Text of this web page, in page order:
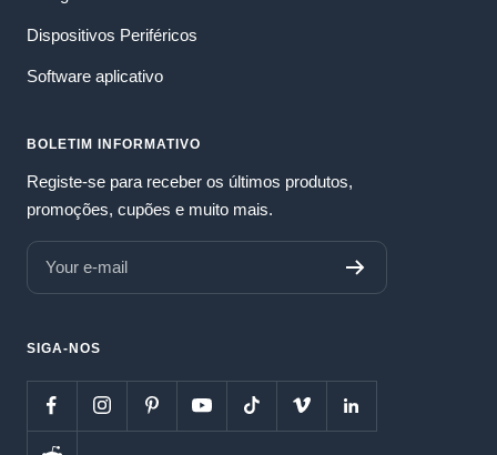
Dispositivos Periféricos
Software aplicativo
BOLETIM INFORMATIVO
Registe-se para receber os últimos produtos,
promoções, cupões e muito mais.
Your e-mail
SIGA-NOS